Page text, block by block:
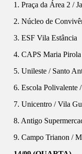
1. Praça da Área 2 /
2. Núcleo de
3. ESF Vila Estância
4. CAPS Maria
5. Unileste / Santo
6. Escola Polivalente
7. Unicentro / Vila
8. Antigo
9. Campo Trianon /